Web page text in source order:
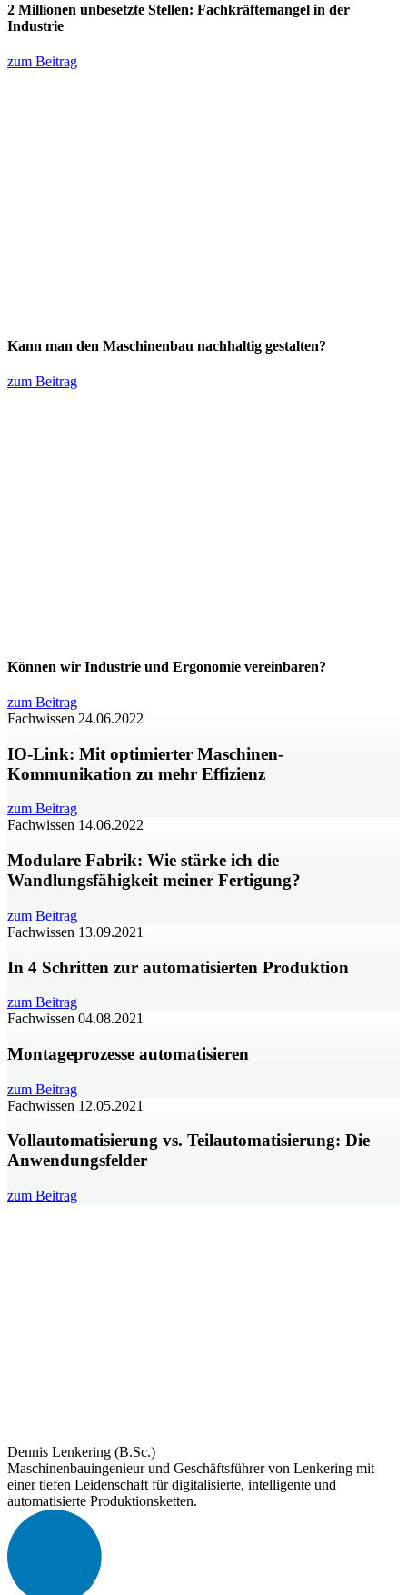
2 Millionen unbesetzte Stellen: Fachkräftemangel in der
Industrie
zum Beitrag
Kann man den Maschinenbau nachhaltig gestalten?
zum Beitrag
Können wir Industrie und Ergonomie vereinbaren?
zum Beitrag
Fachwissen 24.06.2022
IO-Link: Mit optimierter Maschinen-
Kommunikation zu mehr Effizienz
zum Beitrag
Fachwissen 14.06.2022
Modulare Fabrik: Wie stärke ich die
Wandlungsfähigkeit meiner Fertigung?
zum Beitrag
Fachwissen 13.09.2021
In 4 Schritten zur automatisierten Produktion
zum Beitrag
Fachwissen 04.08.2021
Montageprozesse automatisieren
zum Beitrag
Fachwissen 12.05.2021
Vollautomatisierung vs. Teilautomatisierung: Die
Anwendungsfelder
zum Beitrag
Dennis Lenkering (B.Sc.)
Maschinenbauingenieur und Geschäftsführer von Lenkering mit
einer tiefen Leidenschaft für digitalisierte, intelligente und
automatisierte Produktionsketten.